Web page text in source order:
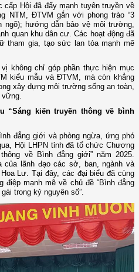
Hội đã đẩy mạnh tuyên truyền về
NTM, ĐTVM gắn với phong trào “3
ngõ); hướng dẫn bảo vệ môi trường,
quan khu dân cư. Các hoạt động đã
tham gia, tạo sức lan tỏa mạnh mẽ
không chỉ góp phần thực hiện mục
kiểu mẫu và ĐTVM, mà còn khẳng
xây dựng môi trường sống an toàn,
kiến truyền thông về bình
đẳng giới và phòng ngừa, ứng phó
Hội LHPN tỉnh đã tổ chức Chương
về Bình đẳng giới” năm 2025.
lãnh đạo các sở, ban, ngành và
Lư. Tại đây, các đại biểu đã cùng
điệp mạnh mẽ về chủ đề “Bình đẳng
trong kỷ nguyên số”.